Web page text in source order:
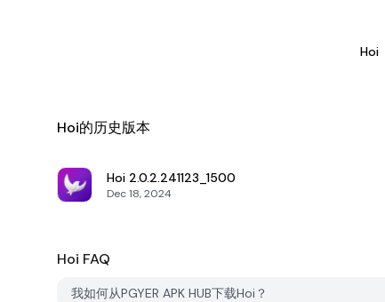
Hoi
Hoi的历史版本
Hoi 2.0.2.241123_1500
Dec 18, 2024
Hoi FAQ
我如何从PGYER APK HUB下载Hoi？